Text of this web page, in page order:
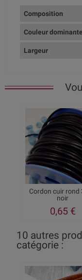
Composition
Couleur dominante
Largeur
Cordon cuir rond
noir
0,65 €
10 autres
catégorie :